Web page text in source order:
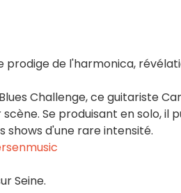
prodige de l'harmonica,
Challenge, ce guitariste
Se produisant en solo, il
shows d'une rare intensité.
Seine.